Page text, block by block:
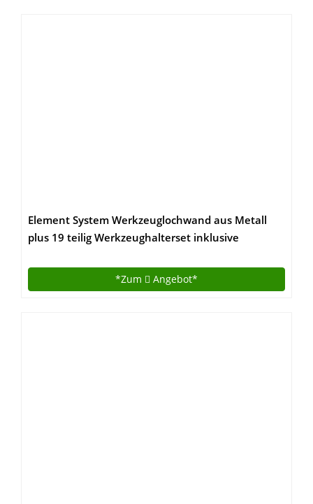
Element System Werkzeuglochwand aus Metall
plus 19 teilig Werkzeughalterset inklusive
Werkbankzubehör*Zum Angebot*